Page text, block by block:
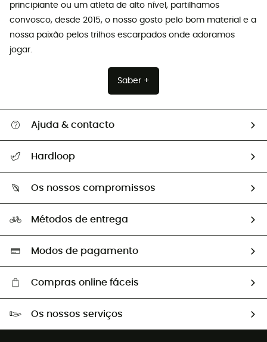
principiante ou um atleta de alto nível, partilhamos
convosco, desde 2015, o nosso gosto pelo bom material e a
nossa paixão pelos trilhos escarpados onde adoramos
jogar.
Saber +
Ajuda & contacto
Guia de tamanhos
Trocas & Devoluções
Hardloop
Os nossos embaixadores
Os nossos compromissos
Seleção eco-responsável
Métodos de entrega
Modos de pagamento
Compras online fáceis
Os nossos serviços